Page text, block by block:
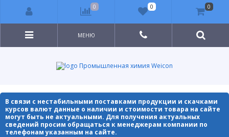
Промышленная химия Weicon
МЕНЮ
В связи с нестабильными поставками продукции и скачками
курсов валют данные о наличии и стоимости товара на сайте
могут быть не актуальными. Для получения актуальных
сведений просим обращаться к менеджерам компании по
телефонам указанным на сайте.
0 0 0